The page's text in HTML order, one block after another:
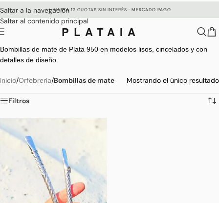
Saltar a la navegación
Saltar al contenido principal
✦ HASTA 12 CUOTAS SIN INTERÉS · MERCADO PAGO
PLATAIA
Bombillas de mate de Plata 950 en modelos lisos, cincelados y con
detalles de diseño.
Inicio/Orfebrería/Bombillas de mate Mostrando el único resultado
Filtros